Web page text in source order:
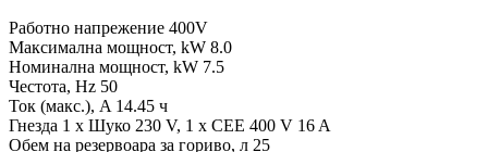
Работно напрежение 400V
Максимална мощност, kW 8.0
Номинална мощност, kW 7.5
Честота, Hz 50
Ток (макс.), A 14.45 ч
Гнезда 1 x Шуко 230 V, 1 x CEE 400 V 16 A
Обем на резервоара за гориво, л 25